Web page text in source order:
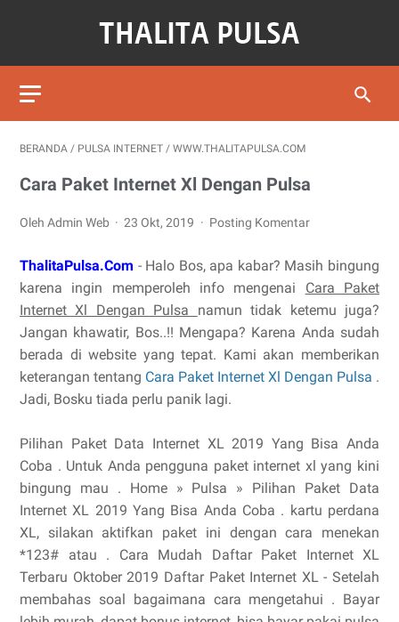
BERANDA / PULSA INTERNET / WWW.THALITAPULSA.COM
Cara Paket Internet Xl Dengan Pulsa
Oleh Admin Web 23 Okt, 2019 Posting Komentar
ThalitaPulsa.Com - Halo Bos, apa kabar? Masih bingung
karena ingin memperoleh info mengenai Cara Paket
Internet Xl Dengan Pulsa namun tidak ketemu juga?
Jangan khawatir, Bos..!! Mengapa? Karena Anda sudah
berada di website yang tepat. Kami akan memberikan
keterangan tentang Cara Paket Internet Xl Dengan Pulsa .
Jadi, Bosku tiada perlu panik lagi.
Pilihan Paket Data Internet XL 2019 Yang Bisa Anda
Coba . Untuk Anda pengguna paket internet xl yang kini
bingung mau . Home » Pulsa » Pilihan Paket Data
Internet XL 2019 Yang Bisa Anda Coba . kartu perdana
XL, silakan aktifkan paket ini dengan cara menekan
*123# atau . Cara Mudah Daftar Paket Internet XL
Terbaru Oktober 2019 Daftar Paket Internet XL - Setelah
membahas soal bagaimana cara mengetahui . Bayar